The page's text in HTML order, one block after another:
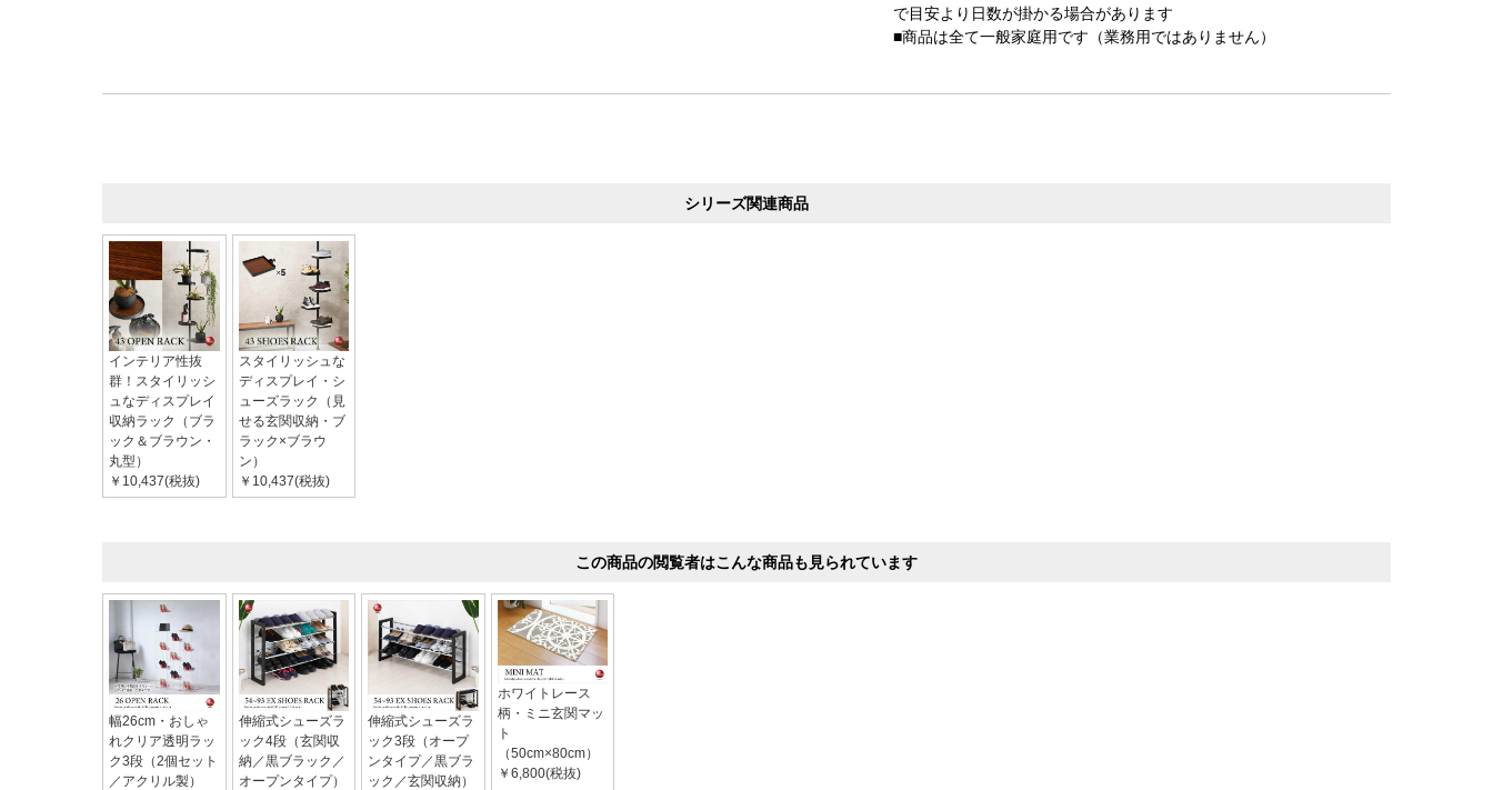
で目安より日数が掛かる場合があります
■商品は全て一般家庭用です（業務用ではありません）
シリーズ関連商品
インテリア性抜
群！スタイリッシ
ュなディスプレイ
収納ラック（ブラ
ック＆ブラウン・
丸型）
￥10,437(税抜)
スタイリッシュな
ディスプレイ・シ
ューズラック（見
せる玄関収納・ブ
ラック×ブラウ
ン）
￥10,437(税抜)
この商品の閲覧者はこんな商品も見られています
幅26cm・おしゃ
れクリア透明ラッ
ク3段（2個セット
／アクリル製）
伸縮式シューズラ
ック4段（玄関収
納／黒ブラック／
オープンタイプ）
伸縮式シューズラ
ック3段（オープ
ンタイプ／黒ブラ
ック／玄関収納）
ホワイトレース
柄・ミニ玄関マッ
ト
（50cm×80cm）
￥6,800(税抜)